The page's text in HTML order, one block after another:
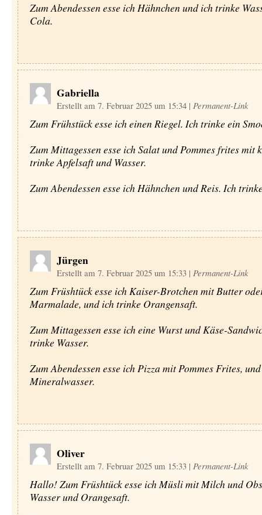
Zum Abendessen esse ich Hähnchen und ich trinke
Cola.
Gabriella
Erstellt am 7. Februar 2025 um 15:34 | Permanent-Link
Zum Frühstück esse ich einen Riegel. Ich trinke ein
Zum Mittagessen esse ich Salat und Pommes frites mit
trinke Apfelsaft und Wasser.
Zum Abendessen esse ich Hähnchen und Reis. Ich
Jürgen
Erstellt am 7. Februar 2025 um 15:33 | Permanent-Link
Zum Früshtück esse ich Kaiser-Brotchen mit Butter
Marmalade, und ich trinke Orangensaft.
Zum Mittagessen esse ich eine Wurst und Käse-
trinke Wasser.
Zum Abendessen esse ich Pizza mit Pommes Frites,
Mineralwasser.
Oliver
Erstellt am 7. Februar 2025 um 15:33 | Permanent-Link
Hallo! Zum Früshtück esse ich Müsli mit Milch und
Wasser und Orangesaft.